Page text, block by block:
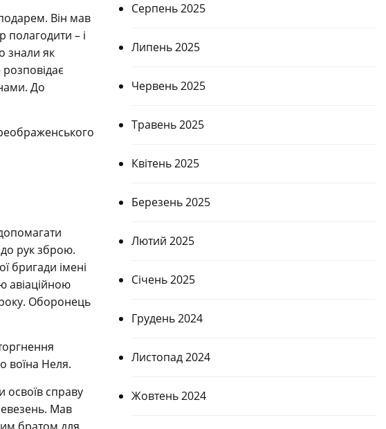
Він мав
полагодити – і
знали як
До
рук зброю.
бригади імені
авіаційною
Оборонець
воїна Неля.
освоїв справу
Мав
Серпень 2025
Липень 2025
Червень 2025
Травень 2025
Квітень 2025
Березень 2025
Лютий 2025
Січень 2025
Грудень 2024
Листопад 2024
Жовтень 2024